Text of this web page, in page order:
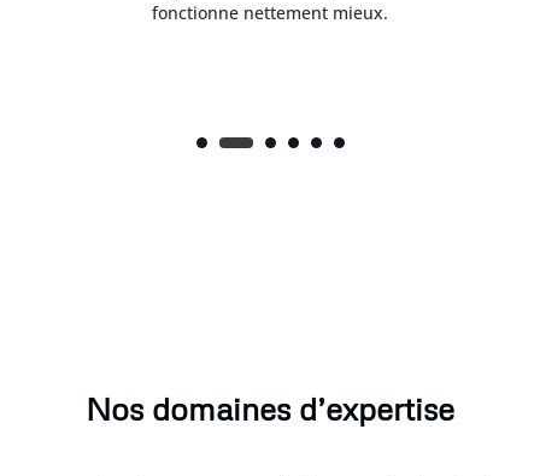
fonctionne nettement mieux.
Nos domaines d’expertise